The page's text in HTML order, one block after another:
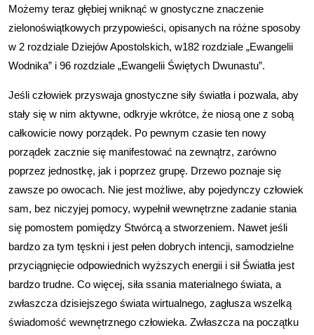
Możemy teraz głębiej wniknąć w gnostyczne znaczenie
zielonoświątkowych przypowieści, opisanych na różne sposoby
w 2 rozdziale Dziejów Apostolskich, w182 rozdziale „Ewangelii
Wodnika” i 96 rozdziale „Ewangelii Świętych Dwunastu”.
Jeśli człowiek przyswaja gnostyczne siły światła i pozwala, aby
stały się w nim aktywne, odkryje wkrótce, że niosą one z sobą
całkowicie nowy porządek. Po pewnym czasie ten nowy
porządek zacznie się manifestować na zewnątrz, zarówno
poprzez jednostkę, jak i poprzez grupę. Drzewo poznaje się
zawsze po owocach. Nie jest możliwe, aby pojedynczy człowiek
sam, bez niczyjej pomocy, wypełnił wewnętrzne zadanie stania
się pomostem pomiędzy Stwórcą a stworzeniem. Nawet jeśli
bardzo za tym tęskni i jest pełen dobrych intencji, samodzielne
przyciągnięcie odpowiednich wyższych energii i sił Światła jest
bardzo trudne. Co więcej, siła ssania materialnego świata, a
zwłaszcza dzisiejszego świata wirtualnego, zagłusza wszelką
świadomość wewnętrznego człowieka. Zwłaszcza na początku